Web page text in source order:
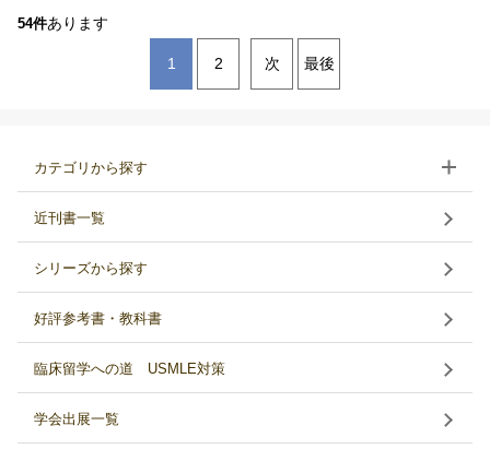
54件あります
1 2 次 最後
カテゴリから探す
近刊書一覧
シリーズから探す
好評参考書・教科書
臨床留学への道 USMLE対策
学会出展一覧